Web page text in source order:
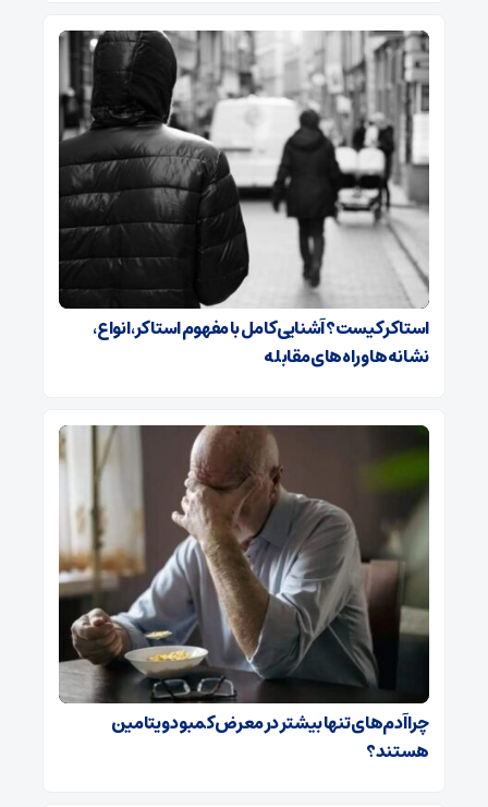
استاکر کیست؟ آشنایی کامل با مفهوم استاکر، انواع،
نشانه‌ها و راه‌های مقابله
چرا آدم‌های تنها بیشتر در معرض کمبود ویتامین
هستند؟